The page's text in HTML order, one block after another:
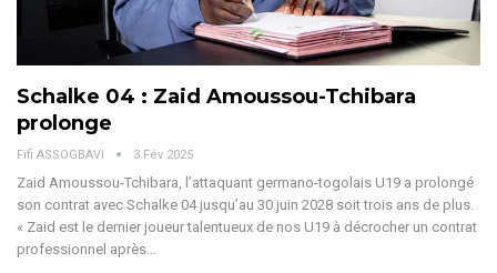
Schalke 04 : Zaid Amoussou-Tchibara
prolonge
Fifi ASSOGBAVI 3 Fév 2025
Zaid Amoussou-Tchibara, l’attaquant germano-togolais U19 a prolongé
son contrat avec Schalke 04 jusqu’au 30 juin 2028 soit trois ans de plus.
« Zaid est le dernier joueur talentueux de nos U19 à décrocher un contrat
professionnel après